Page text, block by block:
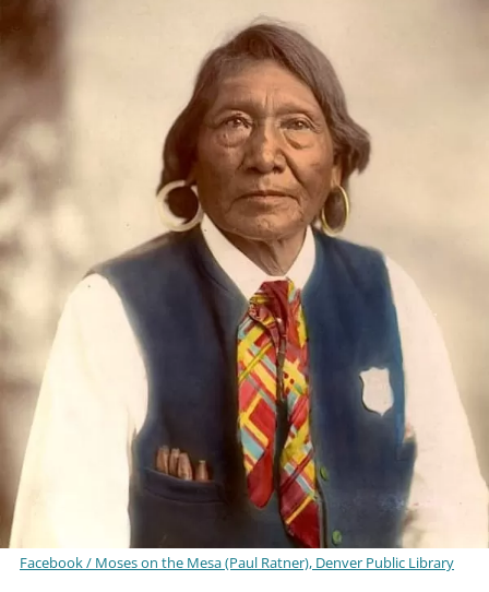
Facebook / Moses on the Mesa (Paul Ratner), Denver Public Library